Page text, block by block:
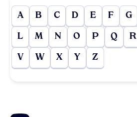
A B C D E F G
L M N O P Q R
V W X Y Z